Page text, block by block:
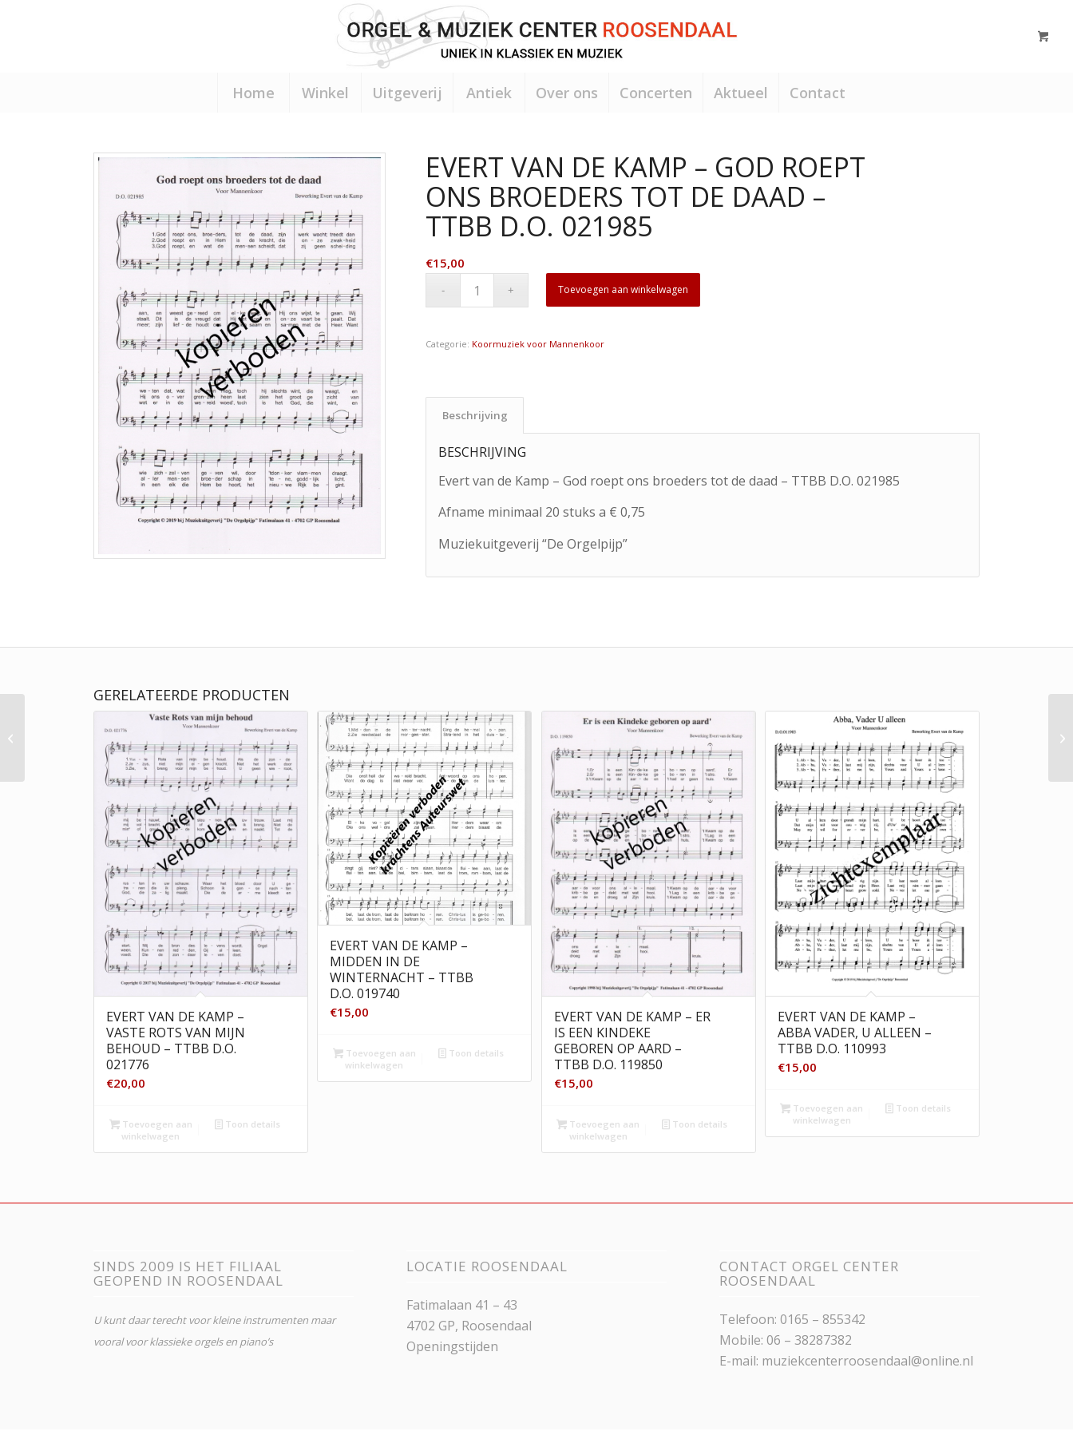
Home Winkel Uitgeverij Antiek Over ons Concerten Aktueel Contact
EVERT VAN DE KAMP – GOD ROEPT
ONS BROEDERS TOT DE DAAD –
TTBB D.O. 021985
€15,00
Toevoegen aan winkelwagen
Categorie: Koormuziek voor Mannenkoor
Beschrijving
BESCHRIJVING
Evert van de Kamp – God roept ons broeders tot de daad – TTBB D.O. 021985
Afname minimaal 20 stuks a € 0,75
Muziekuitgeverij “De Orgelpijp”
GERELATEERDE PRODUCTEN
EVERT VAN DE KAMP –
VASTE ROTS VAN MIJN
BEHOUD – TTBB D.O.
021776
€20,00
Toevoegen aan
winkelwagen
Toon details
EVERT VAN DE KAMP –
MIDDEN IN DE
WINTERNACHT – TTBB
D.O. 019740
€15,00
Toevoegen aan
winkelwagen
Toon details
EVERT VAN DE KAMP – ER
IS EEN KINDEKE
GEBOREN OP AARD –
TTBB D.O. 119850
€15,00
Toevoegen aan
winkelwagen
Toon details
EVERT VAN DE KAMP –
ABBA VADER, U ALLEEN –
TTBB D.O. 110993
€15,00
Toevoegen aan
winkelwagen
Toon details
SINDS 2009 IS HET FILIAAL
GEOPEND IN ROOSENDAAL
U kunt daar terecht voor kleine instrumenten maar
vooral voor klassieke orgels en piano’s
LOCATIE ROOSENDAAL
Fatimalaan 41 – 43
4702 GP, Roosendaal
Openingstijden
CONTACT ORGEL CENTER
ROOSENDAAL
Telefoon: 0165 – 855342
Mobile: 06 – 38287382
E-mail: muziekcenterroosendaal@online.nl
Heilige Kerstnacht –
TTBB D.O. 011368